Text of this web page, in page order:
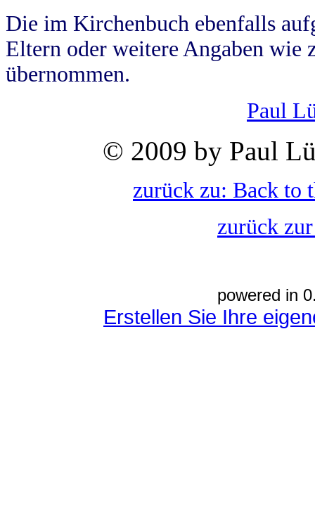
Die im Kirchenbuch ebenfalls
Eltern oder weitere Angaben wie
übernommen.
Paul
© 2009 by Paul
zurück zu: Back to
zurück
powered in
Erstellen Sie Ihre